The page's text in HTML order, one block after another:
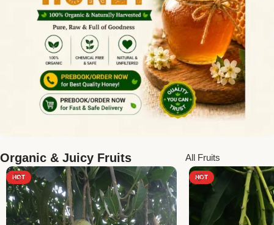
Organic & Juicy Fruits All Fruits
HOT HOT